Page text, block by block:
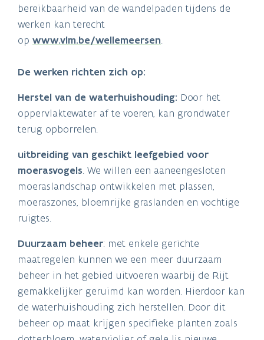
bereikbaarheid van de wandelpaden tijdens de
werken kan terecht
op www.vlm.be/wellemeersen.
De werken richten zich op:
Herstel van de waterhuishouding: Door het
oppervlaktewater af te voeren, kan grondwater
terug opborrelen.
uitbreiding van geschikt leefgebied voor
moerasvogels. We willen een aaneengesloten
moeraslandschap ontwikkelen met plassen,
moeraszones, bloemrijke graslanden en vochtige
ruigtes.
Duurzaam beheer: met enkele gerichte
maatregelen kunnen we een meer duurzaam
beheer in het gebied uitvoeren waarbij de Rijt
gemakkelijker geruimd kan worden. Hierdoor kan
de waterhuishouding zich herstellen. Door dit
beheer op maat krijgen specifieke planten zoals